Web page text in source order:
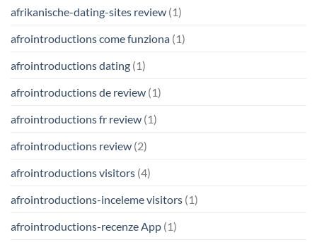
afrikanische-dating-sites review (1)
afrointroductions come funziona (1)
afrointroductions dating (1)
afrointroductions de review (1)
afrointroductions fr review (1)
afrointroductions review (2)
afrointroductions visitors (4)
afrointroductions-inceleme visitors (1)
afrointroductions-recenze App (1)